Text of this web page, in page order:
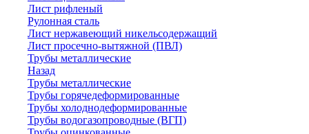
Лист рифленый
Рулонная сталь
Лист нержавеющий никельсодержащий
Лист просечно-вытяжной (ПВЛ)
Трубы металлические
Назад
Трубы металлические
Трубы горячедеформированные
Трубы холоднодеформированные
Трубы водогазопроводные (ВГП)